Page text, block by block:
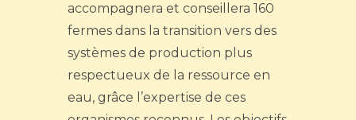
accompagnera et conseillera 160
fermes dans la transition vers des
systèmes de production plus
respectueux de la ressource en
eau, grâce l’expertise de ces